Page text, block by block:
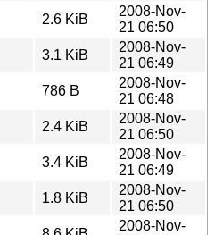
2.6 KiB
2008-Nov-
21 06:50
3.1 KiB
2008-Nov-
21 06:49
786 B
2008-Nov-
21 06:48
2.4 KiB
2008-Nov-
21 06:50
3.4 KiB
2008-Nov-
21 06:49
1.8 KiB
2008-Nov-
21 06:50
2008-Nov-